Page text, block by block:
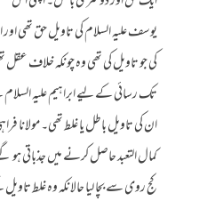
یوسف علیہ السلام کی تاویل حق تھی
کی جو تاویل کی تھی وہ چونکہ خلاف
تک رسائی کے لیے ابراہیم علیہ
ان کی تاویل باطل یا غلط تھی۔ مولانا
کمال التعبد حاصل کرنے میں جذباتی ہو
کج روی سے بچا لیا حالانکہ وہ غلط